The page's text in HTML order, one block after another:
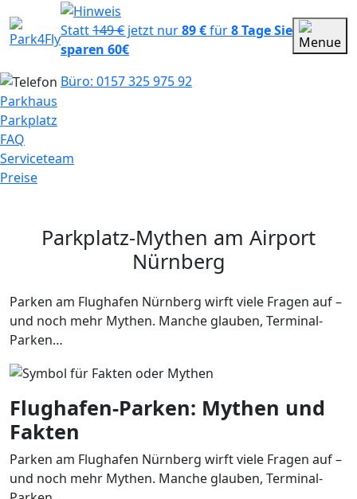
Statt149 € jetzt nur89 €für8 TageSie
sparen 60€
Büro: 0157 325 975 92
Parkhaus
Parkplatz
FAQ
Serviceteam
Preise
Parkplatz-Mythen am Airport
Nürnberg
Parken am Flughafen Nürnberg wirft viele Fragen auf –
und noch mehr Mythen. Manche glauben, Terminal-
Parken…
Flughafen-Parken: Mythen und
Fakten
Parken am Flughafen Nürnberg wirft viele Fragen auf –
und noch mehr Mythen. Manche glauben, Terminal-